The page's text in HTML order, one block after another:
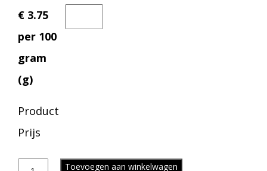
€ 3.75
per 100
gram
(g)
Product
Prijs
Toevoegen aan winkelwagen